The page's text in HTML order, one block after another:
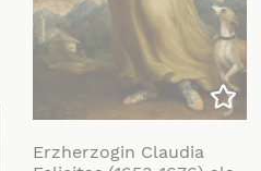
Zu
Erzherzogin Claudia